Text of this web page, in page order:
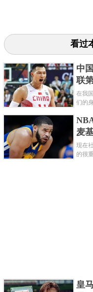
NBA史上最给力的
看过
中
联
在我
们的
麦
现在
的很
皇